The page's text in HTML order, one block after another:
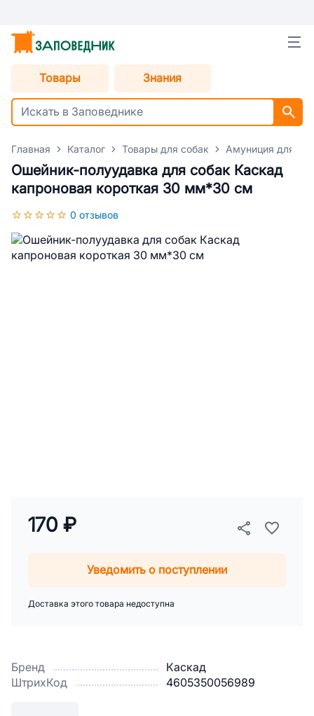
Товары Знания
Главная Каталог Товары для собак Амуниция для
Ошейник-полуудавка для собак Каскад
капроновая короткая 30 мм*30 см
0 отзывов
Бренд
Каскад
ШтрихКод
4605350056989
170 ₽
Уведомить о поступлении
Доставка этого товара недоступна